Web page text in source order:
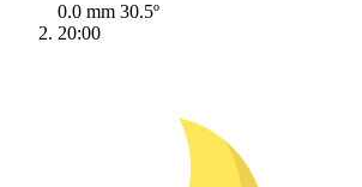
0.0 mm 30.5º
20:00